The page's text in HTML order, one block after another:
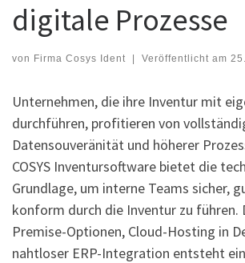
digitale Prozesse
von Firma Cosys Ident | Veröffentlicht am
Unternehmen, die ihre Inventur mit
durchführen, profitieren von
Datensouveränität und höherer
COSYS Inventursoftware bietet die
Grundlage, um interne Teams sicher,
konform durch die Inventur zu führen.
Premise-Optionen, Cloud-Hosting in
nahtloser ERP-Integration entsteht ein